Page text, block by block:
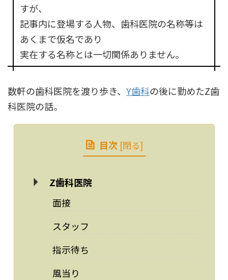
すが、
記事内に登場する人物、歯科医院の名称等は
あくまで仮名であり
実在する名称とは一切関係ありません。
数軒の歯科医院を渡り歩き、 Y歯科の後に勤めたZ歯
科医院の話。
目次 [閉る]
Z歯科医院
面接
スタッフ
指示待ち
風当り